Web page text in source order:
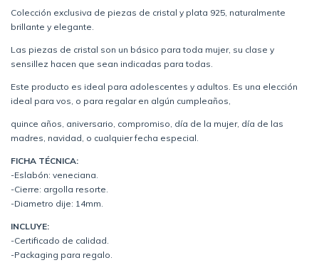
Colección exclusiva de piezas de cristal y plata 925, naturalmente
brillante y elegante.
Las piezas de cristal son un básico para toda mujer, su clase y
sensillez hacen que sean indicadas para todas.
Este producto es ideal para adolescentes y adultos. Es una elección
ideal para vos, o para regalar en algún cumpleaños,
quince años, aniversario, compromiso, día de la mujer, día de las
madres, navidad, o cualquier fecha especial.
FICHA TÉCNICA:
-Eslabón: veneciana.
-Cierre: argolla resorte.
-Diametro dije: 14mm.
INCLUYE:
-Certificado de calidad.
-Packaging para regalo.